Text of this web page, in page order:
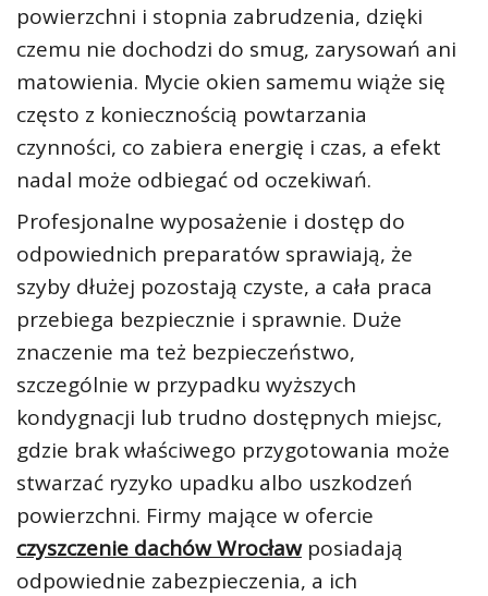
powierzchni i stopnia zabrudzenia, dzięki
czemu nie dochodzi do smug, zarysowań ani
matowienia. Mycie okien samemu wiąże się
często z koniecznością powtarzania
czynności, co zabiera energię i czas, a efekt
nadal może odbiegać od oczekiwań.
Profesjonalne wyposażenie i dostęp do
odpowiednich preparatów sprawiają, że
szyby dłużej pozostają czyste, a cała praca
przebiega bezpiecznie i sprawnie. Duże
znaczenie ma też bezpieczeństwo,
szczególnie w przypadku wyższych
kondygnacji lub trudno dostępnych miejsc,
gdzie brak właściwego przygotowania może
stwarzać ryzyko upadku albo uszkodzeń
powierzchni. Firmy mające w ofercie
czyszczenie dachów Wrocławposiadają
odpowiednie zabezpieczenia, a ich